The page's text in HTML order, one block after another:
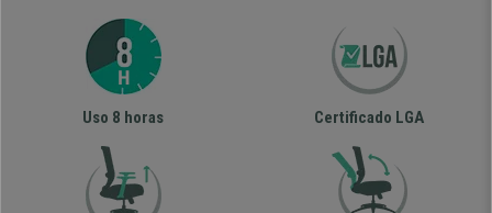
Uso 8 horas Certificado LGA